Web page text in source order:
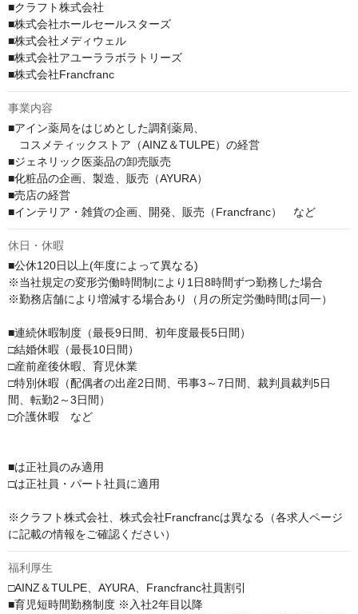
■クラフト株式会社
■株式会社ホールセールスターズ
■株式会社メディウェル
■株式会社アユーララボラトリーズ
■株式会社Francfranc
事業内容
■アイン薬局をはじめとした調剤薬局、
コスメティックストア（AINZ＆TULPE）の経営
■ジェネリック医薬品の卸売販売
■化粧品の企画、製造、販売（AYURA）
■売店の経営
■インテリア・雑貨の企画、開発、販売（Francfranc）　など
休日・休暇
■公休120日以上(年度によって異なる)
※当社規定の変形労働時間制により1日8時間ずつ勤務した場合
※勤務店舗により増減する場合あり（月の所定労働時間は同一）
■連続休暇制度（最長9日間、初年度最長5日間）
□結婚休暇（最長10日間）
□産前産後休暇、育児休業
□特別休暇（配偶者の出産2日間、弔事3～7日間、裁判員裁判5日
間、転勤2～3日間）
□介護休暇　など
■は正社員のみ適用
□は正社員・パート社員に適用
※クラフト株式会社、株式会社Francfrancは異なる（各求人ページ
に記載の情報をご確認ください）
福利厚生
□AINZ＆TULPE、AYURA、Francfranc社員割引
■育児短時間勤務制度 ※入社2年目以降